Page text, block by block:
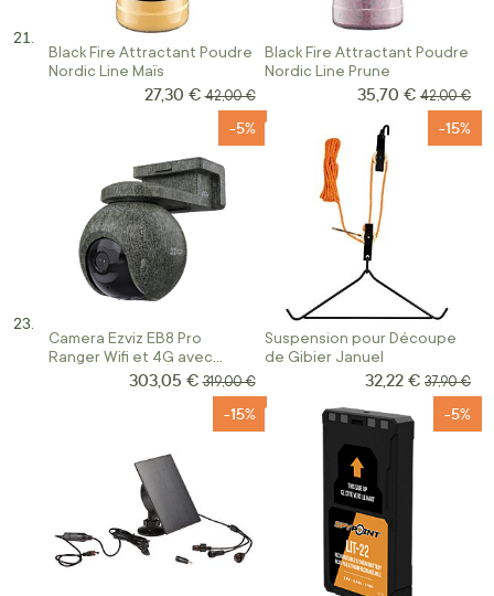
Black Fire Attractant Poudre
Nordic Line Maïs
Prix Spécial
27,30 € Prix normal
42,00 €
Black Fire Attractant Poudre
Nordic Line Prune
Prix Spécial
35,70 € Prix
42,00 €
Camera Ezviz EB8 Pro
Ranger Wifi et 4G avec
Panneau Solaire Inclus
-5%
Prix Spécial
303,05 € Prix normal
319,00 €
Suspension pour Découpe
de Gibier Januel
-15%
Prix Spécial
32,22 € Prix
37,90 €
-15% -5%